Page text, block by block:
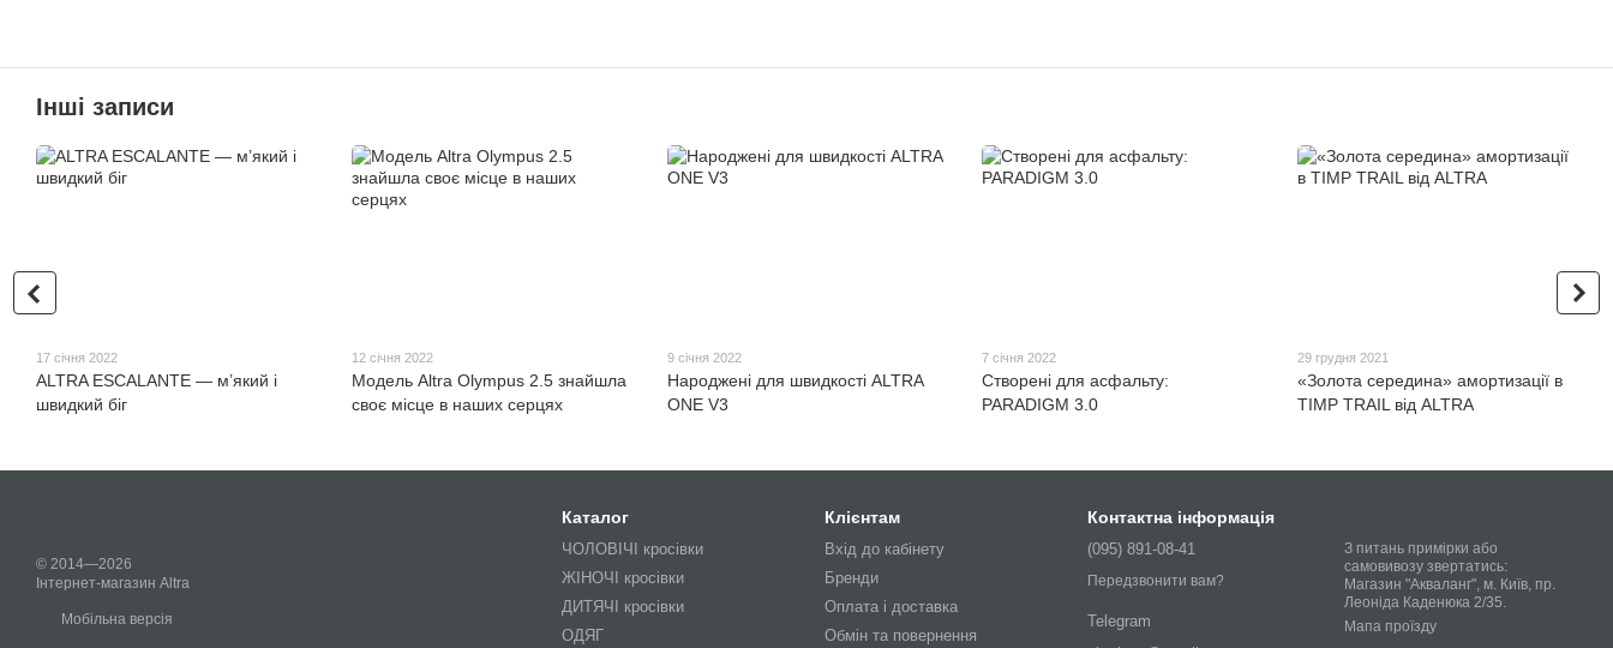
Інші записи
17 січня 2022
ALTRA ESCALANTE — м’який і
швидкий біг
12 січня 2022
Модель Altra Olympus 2.5 знайшла
своє місце в наших серцях
9 січня 2022
Народжені для швидкості ALTRA
ONE V3
7 січня 2022
Створені для асфальту:
PARADIGM 3.0
29 грудня 2021
«Золота середина» амортизації в
TIMP TRAIL від ALTRA
© 2014—2026
Інтернет-магазин Altra
Мобільна версія
Каталог
ЧОЛОВІЧІ кросівки
ЖІНОЧІ кросівки
ДИТЯЧІ кросівки
ОДЯГ
Клієнтам
Вхід до кабінету
Бренди
Оплата і доставка
Обмін та повернення
Контактна інформація
(095) 891-08-41
Передзвонити вам?
Telegram
З питань примірки або
самовивозу звертатись:
Магазин "Акваланг", м. Київ, пр.
Леоніда Каденюка 2/35.
Мапа проїзду